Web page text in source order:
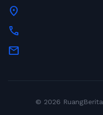
location_on
call
mail
© 2026